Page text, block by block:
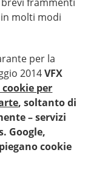
molti modi
per la
2014VFX
per
, soltanto di
– servizi
Google,
cookie